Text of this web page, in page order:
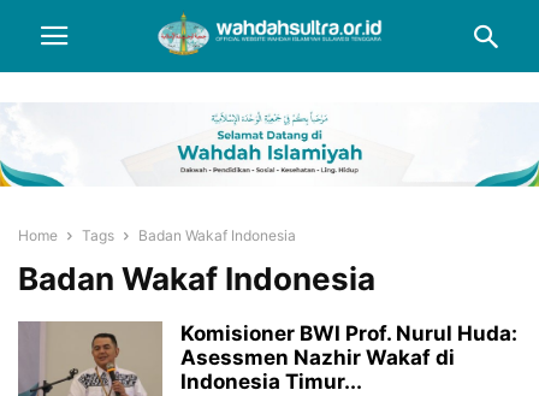
Home Tags Badan Wakaf Indonesia
Badan Wakaf Indonesia
Komisioner BWI Prof. Nurul Huda:
Asessmen Nazhir Wakaf di
Indonesia Timur...